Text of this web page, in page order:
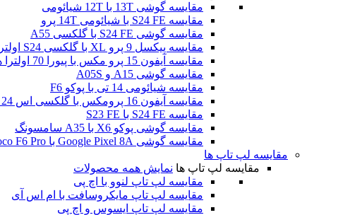
مقایسه گوشی 13T با 12T شیائومی
مقایسه S24 FE با شیائومی 14T پرو
مقایسه گوشی S24 FE با گلکسی A55
مقایسه پیکسل 9 پرو XL با گلکسی S24 اولترا
مقایسه آیفون 15 پرو مکس با پیورا 70 اولترا هوآوی
مقایسه گوشی A15 و A05S
مقایسه شیائومی 14 تی با پوکو F6
مقایسه آیفون 16 پرومکس با گلکسی اس 24 اولترا
مقایسه S24 FE با S23 FE
مقایسه گوشی پوکو X6 با A35 سامسونگ
مقایسه گوشی Google Pixel 8A با Poco F6 Pro
مقایسه لپ تاپ ها
مقایسه لپ تاپ ها نمایش همه محصولات
مقایسه لپ تاپ لنوو با اچ پی
مقایسه لپ تاپ مایکروسافت با ام اس آی
مقایسه لپ تاپ ایسوس و اچ پی